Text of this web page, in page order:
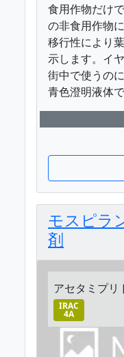
食用作物だけ
の非食用作物
移行性により
示します。イ
街中で使うの
青色澄明液体で
モスピラ
剤
アセタミプリ
IRAC
4A